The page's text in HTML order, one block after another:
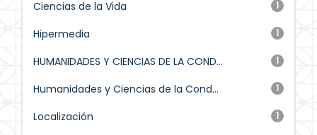
1
Ciencias de la Vida
1
Hipermedia
1
HUMANIDADES Y CIENCIAS DE LA COND...
1
Humanidades y Ciencias de la Cond...
1
Localización